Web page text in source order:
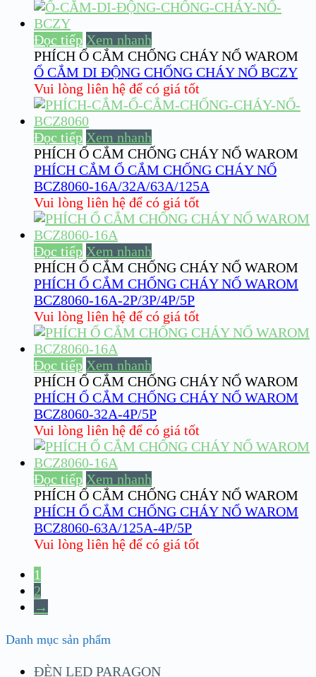
Đọc tiếp Xem nhanh
PHÍCH Ổ CẮM CHỐNG CHÁY NỔ WAROM
Ổ CẮM DI ĐỘNG CHỐNG CHÁY NỔ BCZY
Vui lòng liên hệ để có giá tốt
Đọc tiếp Xem nhanh
PHÍCH Ổ CẮM CHỐNG CHÁY NỔ WAROM
PHÍCH CẮM Ổ CẮM CHỐNG CHÁY NỔ
BCZ8060-16A/32A/63A/125A
Vui lòng liên hệ để có giá tốt
Đọc tiếp Xem nhanh
PHÍCH Ổ CẮM CHỐNG CHÁY NỔ WAROM
PHÍCH Ổ CẮM CHỐNG CHÁY NỔ WAROM
BCZ8060-16A-2P/3P/4P/5P
Vui lòng liên hệ để có giá tốt
Đọc tiếp Xem nhanh
PHÍCH Ổ CẮM CHỐNG CHÁY NỔ WAROM
PHÍCH Ổ CẮM CHỐNG CHÁY NỔ WAROM
BCZ8060-32A-4P/5P
Vui lòng liên hệ để có giá tốt
Đọc tiếp Xem nhanh
PHÍCH Ổ CẮM CHỐNG CHÁY NỔ WAROM
PHÍCH Ổ CẮM CHỐNG CHÁY NỔ WAROM
BCZ8060-63A/125A-4P/5P
Vui lòng liên hệ để có giá tốt
1
2
→
Danh mục sản phẩm
ĐÈN LED PARAGON